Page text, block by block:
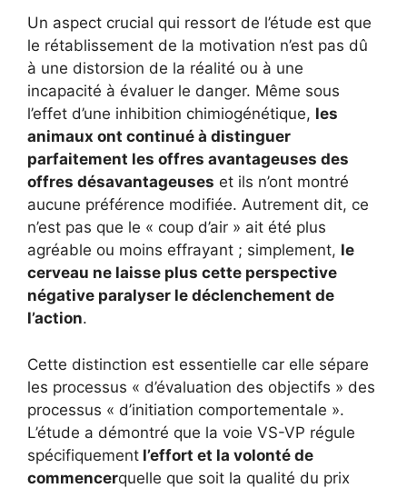
Un aspect crucial qui ressort de l’étude est que
le rétablissement de la motivation n’est pas dû
à une distorsion de la réalité ou à une
incapacité à évaluer le danger. Même sous
l’effet d’une inhibition chimiogénétique, les
animaux ont continué à distinguer
parfaitement les offres avantageuses des
offres désavantageuses et ils n’ont montré
aucune préférence modifiée. Autrement dit, ce
n’est pas que le « coup d’air » ait été plus
agréable ou moins effrayant ; simplement, le
cerveau ne laisse plus cette perspective
négative paralyser le déclenchement de
l’action.
Cette distinction est essentielle car elle sépare
les processus « d’évaluation des objectifs » des
processus « d’initiation comportementale ».
L’étude a démontré que la voie VS-VP régule
spécifiquement l’effort et la volonté de
commencerquelle que soit la qualité du prix